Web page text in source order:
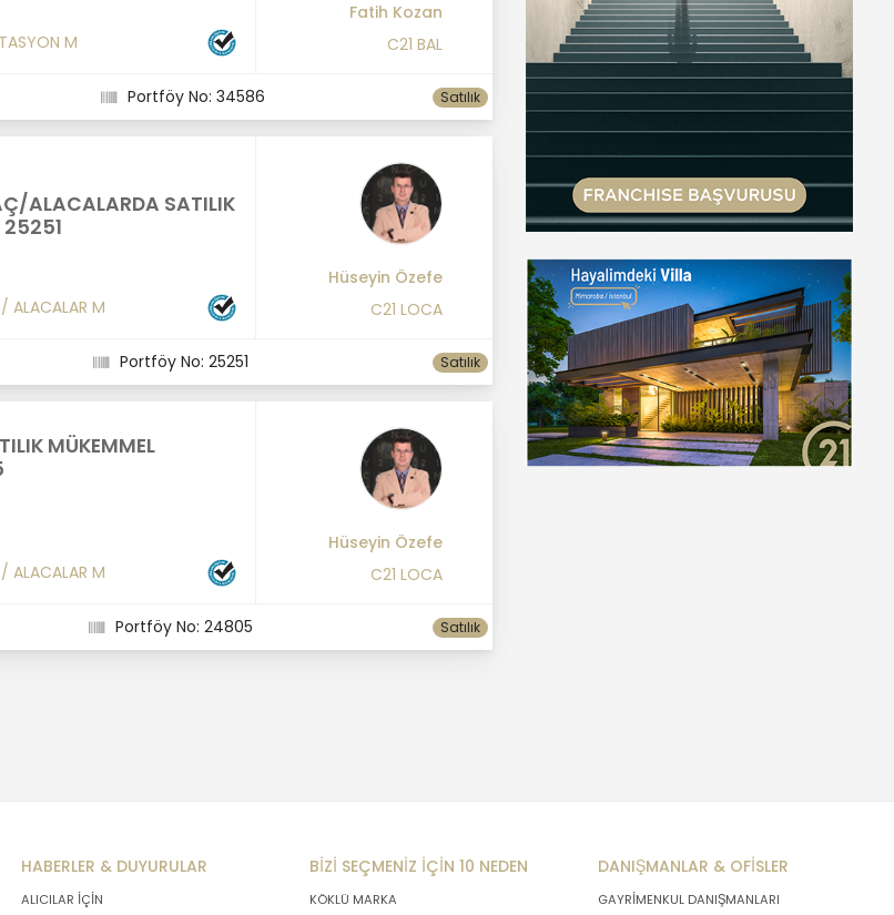
M
Fatih Kozan
C21 BAL
Portföy No: 34586 Satılık
ALACALARDA SATILIK
25251
/ ALACALAR M
Hüseyin Özefe
C21 LOCA
Portföy No: 25251 Satılık
MÜKEMMEL
/ ALACALAR M
Hüseyin Özefe
C21 LOCA
Portföy No: 24805 Satılık
HABERLER & DUYURULAR
ALICILAR İÇİN
BİZİ SEÇMENİZ İÇİN 10 NEDEN
KÖKLÜ MARKA
DANIŞMANLAR & OFİSLER
GAYRİMENKUL DANIŞMANLARI